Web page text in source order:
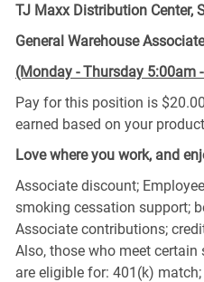
TJ Maxx Distribution Center,
General Warehouse
(Monday - Thursday 5:00am
Pay for this position is
earned based on your
Love where you work, and
Associate discount;
smoking cessation support;
Associate contributions;
Also, those who meet
are eligible for: 401(k)